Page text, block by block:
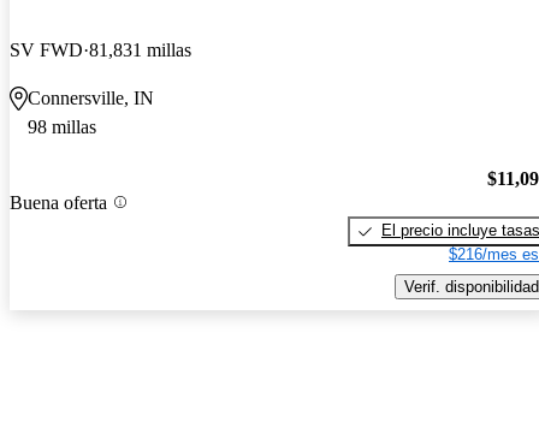
SV FWD 81,831 millas
Connersville, IN
98 millas
Buena oferta
El precio incluye tasas
$216/mes
Verif. disponibilidad